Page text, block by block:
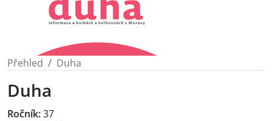
Přehled Duha
Duha
Ročník:37